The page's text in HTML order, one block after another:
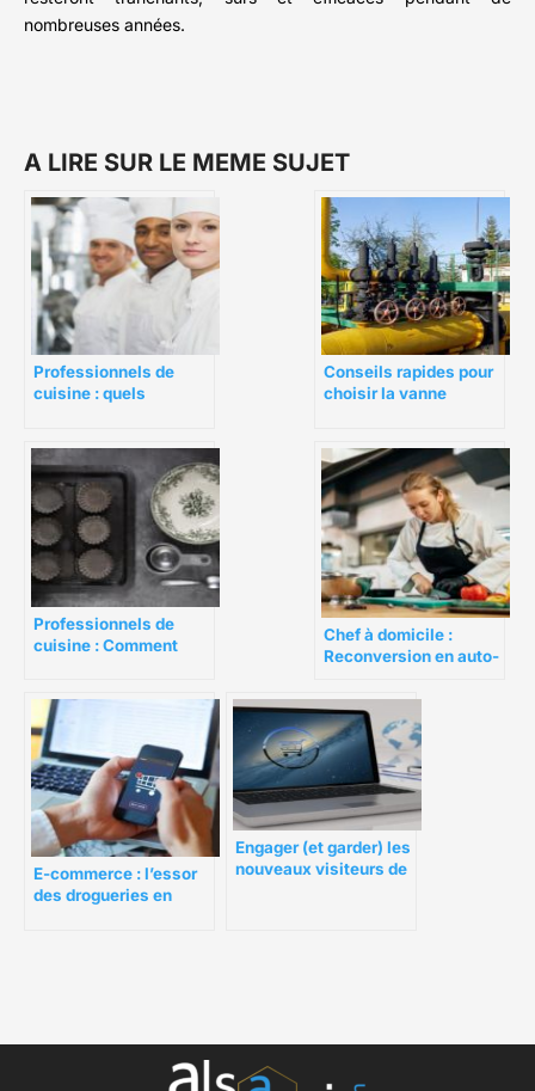
nombreuses années.
A LIRE SUR LE MEME SUJET
Professionnels de
cuisine : quels
Conseils rapides pour
choisir la vanne
Professionnels de
cuisine : Comment
Chef à domicile :
Reconversion en auto-
E-commerce : l’essor
des drogueries en
Engager (et garder) les
nouveaux visiteurs de